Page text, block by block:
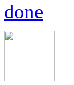
done